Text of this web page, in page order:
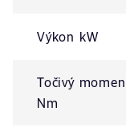
Výkon kW
Točivý
Nm